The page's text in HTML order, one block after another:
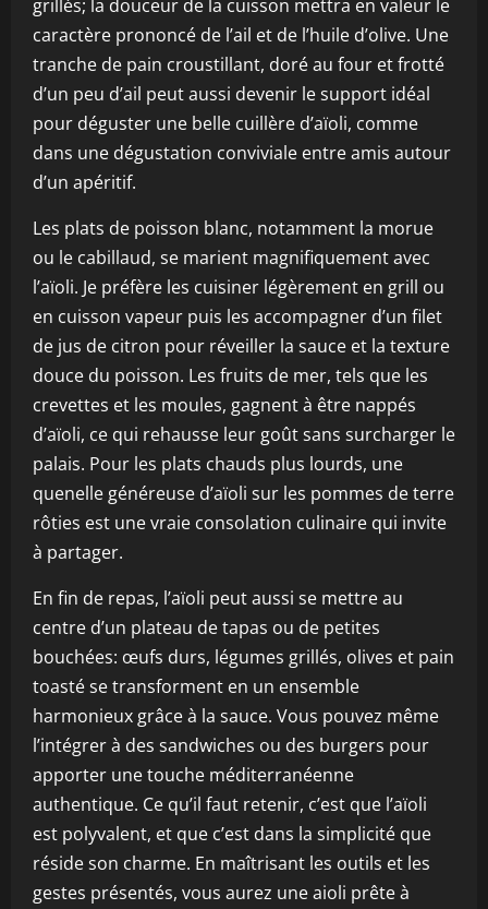
grillés; la douceur de la cuisson mettra en valeur le
caractère prononcé de l’ail et de l’huile d’olive. Une
tranche de pain croustillant, doré au four et frotté
d’un peu d’ail peut aussi devenir le support idéal
pour déguster une belle cuillère d’aïoli, comme
dans une dégustation conviviale entre amis autour
d’un apéritif.
Les plats de poisson blanc, notamment la morue
ou le cabillaud, se marient magnifiquement avec
l’aïoli. Je préfère les cuisiner légèrement en grill ou
en cuisson vapeur puis les accompagner d’un filet
de jus de citron pour réveiller la sauce et la texture
douce du poisson. Les fruits de mer, tels que les
crevettes et les moules, gagnent à être nappés
d’aïoli, ce qui rehausse leur goût sans surcharger le
palais. Pour les plats chauds plus lourds, une
quenelle généreuse d’aïoli sur les pommes de terre
rôties est une vraie consolation culinaire qui invite
à partager.
En fin de repas, l’aïoli peut aussi se mettre au
centre d’un plateau de tapas ou de petites
bouchées: œufs durs, légumes grillés, olives et pain
toasté se transforment en un ensemble
harmonieux grâce à la sauce. Vous pouvez même
l’intégrer à des sandwiches ou des burgers pour
apporter une touche méditerranéenne
authentique. Ce qu’il faut retenir, c’est que l’aïoli
est polyvalent, et que c’est dans la simplicité que
réside son charme. En maîtrisant les outils et les
gestes présentés, vous aurez une aioli prête à